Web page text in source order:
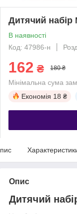
Дитячий набір
В наявності
Код: 47986-н
162 ₴ 180 ₴
Мінімальна сума
Економія 18 ₴
Опис
Дитячий